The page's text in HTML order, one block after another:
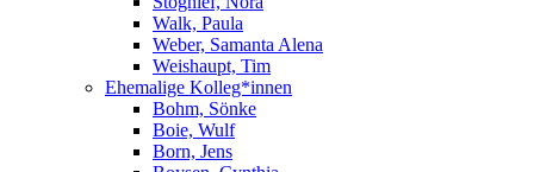
Walk, Paula
Weber, Samanta Alena
Weishaupt, Tim
Ehemalige Kolleg*innen
Bohm, Sönke
Boie, Wulf
Born, Jens